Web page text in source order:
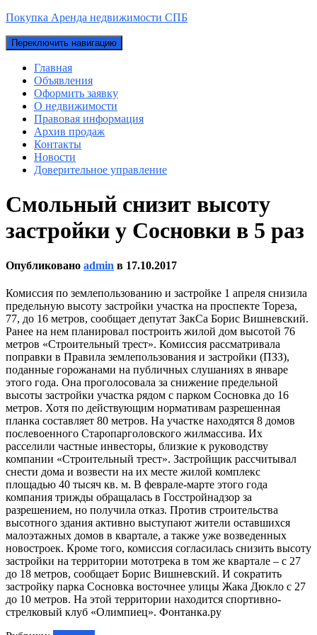
Покупка Аренда недвижимости СПБ
Переключить навигацию
Главная
Объявления
Оформить заявку
О недвижимости
Правовая информация
Архив продаж
Контакты
Новости
Доверительное управление
Смольный снизит высоту
застройки у Сосновки в 5 раз
Опубликовано admin в 17.10.2017
Комиссия по землепользованию и застройке 1 апреля снизила
предельную высоту застройки участка на проспекте Тореза,
77, до 16 метров, сообщает депутат ЗакСа Борис Вишневский.
Ранее на нем планировал построить жилой дом высотой 76
метров «Строительный трест». Комиссия рассматривала
поправки в Правила землепользования и застройки (ПЗЗ),
поданные горожанами на публичных слушаниях в январе
этого года. Она проголосовала за снижение предельной
высоты застройки участка рядом с парком Сосновка до 16
метров. Хотя по действующим нормативам разрешенная
планка составляет 80 метров. На участке находятся 8 домов
послевоенного Старопарголовского жилмассива. Их
расселили частные инвесторы, близкие к руководству
компании «Строительный трест». Застройщик рассчитывал
снести дома и возвести на их месте жилой комплекс
площадью 40 тысяч кв. м. В феврале-марте этого года
компания трижды обращалась в Госстройнадзор за
разрешением, но получила отказ. Против строительства
высотного здания активно выступают жители оставшихся
малоэтажных домов в квартале, а также уже возведенных
новостроек. Кроме того, комиссия согласилась снизить высоту
застройки на территории мототрека в том же квартале – с 27
до 18 метров, сообщает Борис Вишневский. И сократить
застройку парка Сосновка восточнее улицы Жака Дюкло с 27
до 10 метров. На этой территории находится спортивно-
стрелковый клуб «Олимпиец». Фонтанка.ру